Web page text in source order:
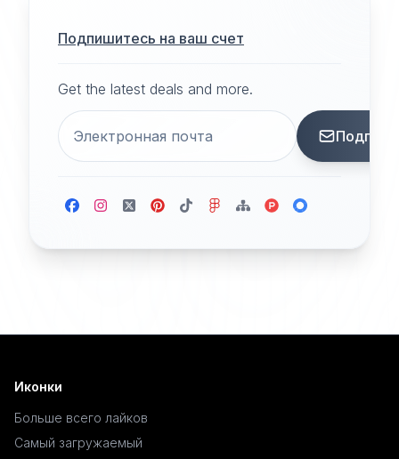
Подпишитесь на ваш счет
Get the latest deals and more.
Иконки
Больше всего лайков
Самый загружаемый